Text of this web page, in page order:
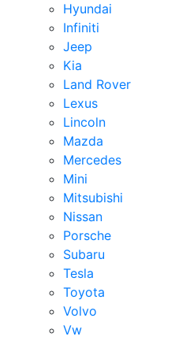
Hyundai
Infiniti
Jeep
Kia
Land Rover
Lexus
Lincoln
Mazda
Mercedes
Mini
Mitsubishi
Nissan
Porsche
Subaru
Tesla
Toyota
Volvo
Vw